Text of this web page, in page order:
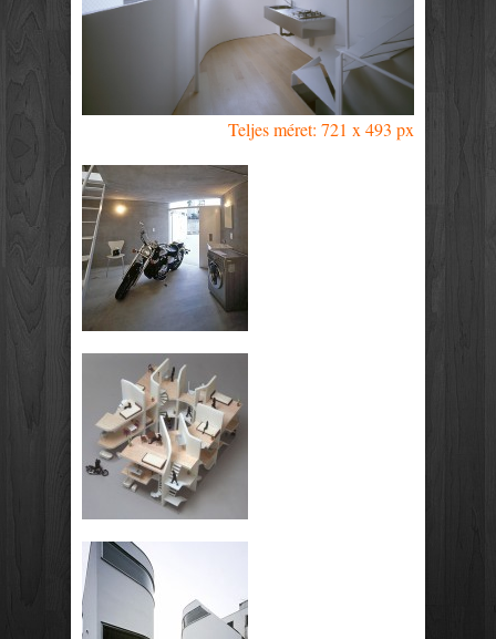
Teljes méret: 721 x 493 px